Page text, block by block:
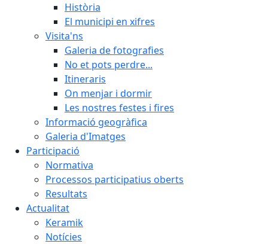
Història
El municipi en xifres
Visita'ns
Galeria de fotografies
No et pots perdre...
Itineraris
On menjar i dormir
Les nostres festes i fires
Informació geogràfica
Galeria d'Imatges
Participació
Normativa
Processos participatius oberts
Resultats
Actualitat
Keramik
Notícies